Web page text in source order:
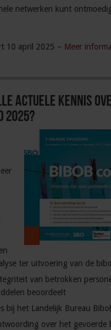
netwerken kunt
10 april 2025 – Meer
actuele kennis
2025?
leer
ter uitvoering van de
van betrokken
beoordeelt
bij het Landelijk Bureau
over het gevoerde